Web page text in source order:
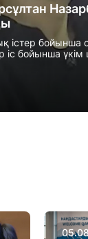
істер бойынша
іс бойынша